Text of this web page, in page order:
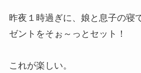
昨夜１時過ぎに、娘と息子の寝
ゼントをそぉ～っとセット！
これが楽しい。